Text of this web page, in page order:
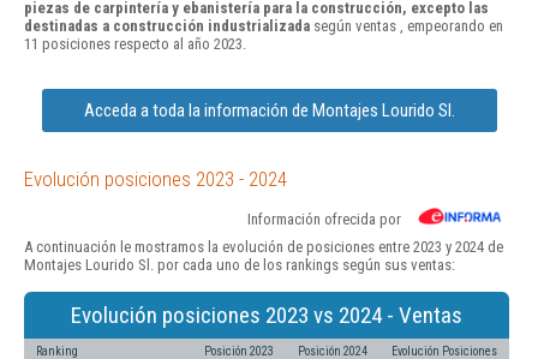
piezas de carpintería y ebanistería para la construcción, excepto las
destinadas a construcción industrializada según ventas , empeorando en
11 posiciones respecto al año 2023.
Acceda a toda la información de Montajes Lourido Sl.
Evolución posiciones 2023 - 2024
Información ofrecida por
A continuación le mostramos la evolución de posiciones entre 2023 y 2024 de
Montajes Lourido Sl. por cada uno de los rankings según sus ventas:
Evolución posiciones 2023 vs 2024 - Ventas
Ranking Posición 2023 Posición 2024 Evolución Posiciones